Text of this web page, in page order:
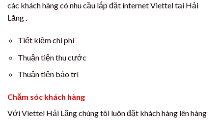
các khách hàng có nhu cầu lắp đặt internet Viettel tại Hải
Lăng .
Tiết kiệm chi phí
Thuận tiện thu cước
Thuận tiện bảo trì
Chăm sóc khách hàng
Với Viettel Hải Lăng chúng tôi luôn đặt khách hàng lên hàng